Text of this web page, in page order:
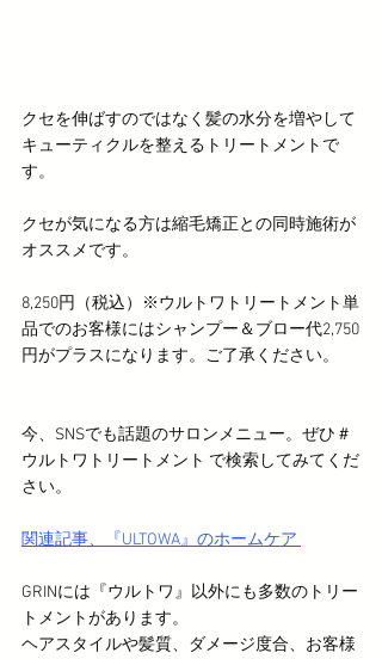
クセを伸ばすのではなく髪の水分を増やして
キューティクルを整えるトリートメントで
す。
クセが気になる方は縮毛矯正との同時施術が
オススメです。
8,250円（税込）※ウルトワトリートメント単
品でのお客様にはシャンプー＆ブロー代2,750
円がプラスになります。ご了承ください。
今、SNSでも話題のサロンメニュー。ぜひ＃
ウルトワトリートメント で検索してみてくだ
さい。
関連記事、『ULTOWA』のホームケア
GRINには『ウルトワ』以外にも多数のトリー
トメントがあります。
ヘアスタイルや髪質、ダメージ度合、お客様